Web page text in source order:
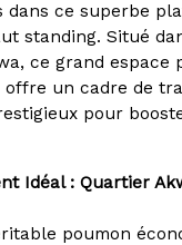
ce superbe
standing. Situé
ce grand espace
offre un cadre de
pour
Idéal : Quartier
poumon